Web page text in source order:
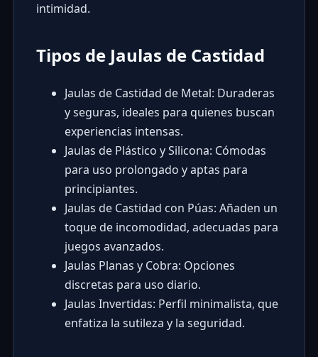
intimidad.
Tipos de Jaulas de Castidad
Jaulas de Castidad de Metal: Duraderas
y seguras, ideales para quienes buscan
experiencias intensas.
Jaulas de Plástico y Silicona: Cómodas
para uso prolongado y aptas para
principiantes.
Jaulas de Castidad con Púas: Añaden un
toque de incomodidad, adecuadas para
juegos avanzados.
Jaulas Planas y Cobra: Opciones
discretas para uso diario.
Jaulas Invertidas: Perfil minimalista, que
enfatiza la sutileza y la seguridad.